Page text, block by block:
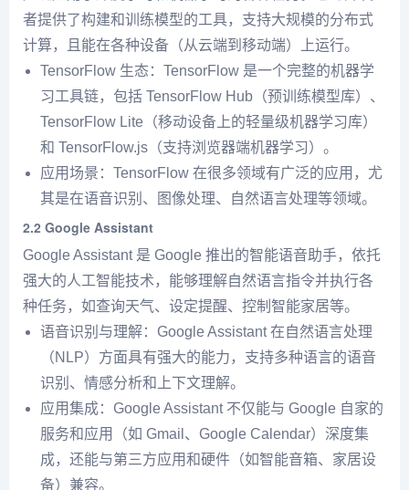
者提供了构建和训练模型的工具，支持大规模的分布式
计算，且能在各种设备（从云端到移动端）上运行。
TensorFlow 生态：TensorFlow 是一个完整的机器学
习工具链，包括 TensorFlow Hub（预训练模型库）、
TensorFlow Lite（移动设备上的轻量级机器学习库）
和 TensorFlow.js（支持浏览器端机器学习）。
应用场景：TensorFlow 在很多领域有广泛的应用，尤
其是在语音识别、图像处理、自然语言处理等领域。
2.2 Google Assistant
Google Assistant 是 Google 推出的智能语音助手，依托
强大的人工智能技术，能够理解自然语言指令并执行各
种任务，如查询天气、设定提醒、控制智能家居等。
语音识别与理解：Google Assistant 在自然语言处理
（NLP）方面具有强大的能力，支持多种语言的语音
识别、情感分析和上下文理解。
应用集成：Google Assistant 不仅能与 Google 自家的
服务和应用（如 Gmail、Google Calendar）深度集
成，还能与第三方应用和硬件（如智能音箱、家居设
备）兼容。